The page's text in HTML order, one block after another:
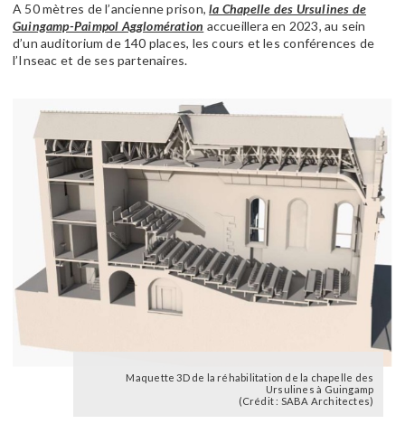
A 50 mètres de l’ancienne prison,la Chapelle des Ursulines de
Guingamp-Paimpol Agglomération accueillera en 2023, au sein
d’un auditorium de 140 places, les cours et les conférences de
l’Inseac et de ses partenaires.
Maquette 3D de la réhabilitation de la chapelle des
Ursulines à Guingamp
(Crédit : SABA Architectes)